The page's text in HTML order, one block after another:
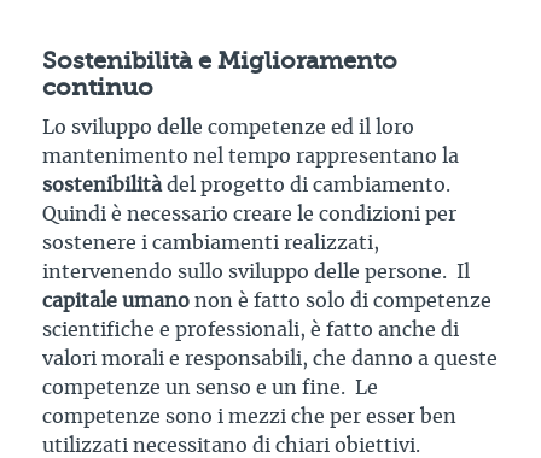
Sostenibilità e Miglioramento
continuo
Lo sviluppo delle competenze ed il loro
mantenimento nel tempo rappresentano la
sostenibilitàdel progetto di cambiamento.
Quindi è necessario creare le condizioni per
sostenere i cambiamenti realizzati,
intervenendo sullo sviluppo delle persone. Il
capitale umano non è fatto solo di competenze
scientifiche e professionali, è fatto anche di
valori morali e responsabili, che danno a queste
competenze un senso e un fine. Le
competenze sono i mezzi che per esser ben
utilizzati necessitano di chiari obiettivi.